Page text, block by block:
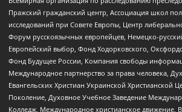
Пражский гражданский центр, Ассоциация школ
исследований при Совете Европы, Центр
Форум русскоязычных европейцев, Немецко-
Европейский выбор, Фонд Ходорковского,
Фонд Будущее России, Компания свободы
Международное партнерство за права человека,
Евангельских Христиан Украинской Христианской
Поколение, Духовное Учебное Заведение
Колледж, Международное христианское движение,